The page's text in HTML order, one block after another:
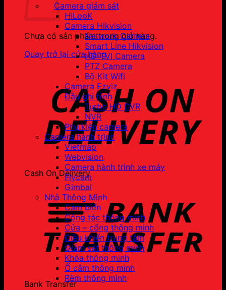
Chưa có sản phẩm trong giỏ hàng.
Quay trở lại cửa hàng
Cash On Delivery
Bank Transfer
Camera giám sát
HiLooK
Camera Hikvision
Network Camera
Smart Line Hikvision
HD-TVI Camera
PTZ Camera
Bộ Kit Wifi
Camera Ezviz
Đầu ghi hình
Turbo HD DVR
NVR
Phụ kiện camera
Camera hành trình
Vietmap
Webvision
Camera hành trình xe máy
Flycam
Gimbal
Nhà Thông Minh
Cảm biến
Công tắc thông minh
Cửa – cổng thông minh
Điều khiển trung tâm
Giám sát thông minh
Khóa thông minh
Ổ cắm thông minh
Rèm thông minh